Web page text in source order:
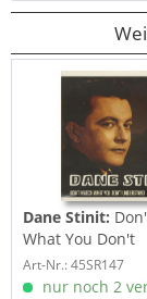
Dane Stinit:
What You Don't
Undertstand -
Art-Nr.: 45SR147
nur noch 2